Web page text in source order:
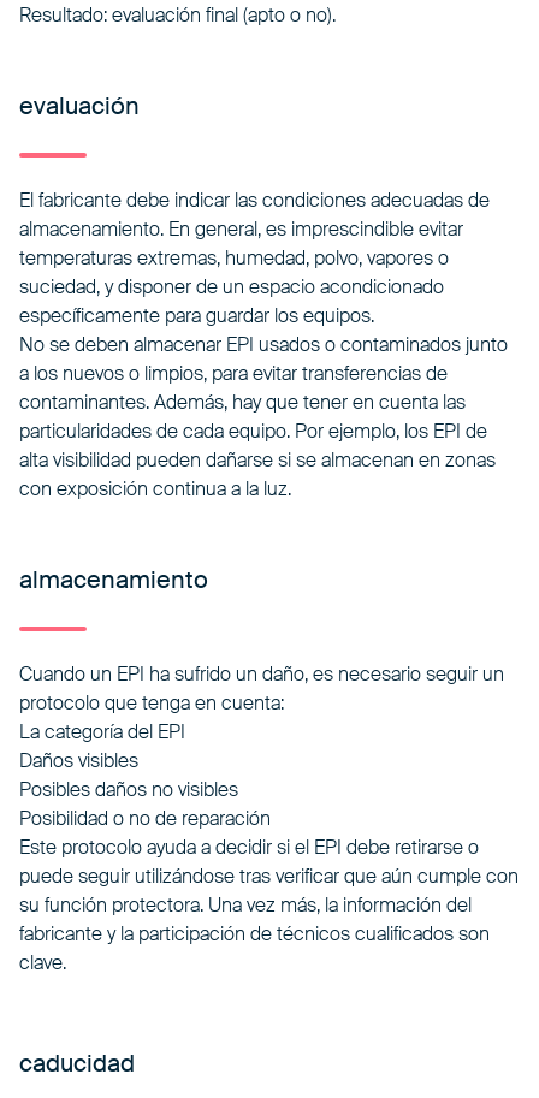
Resultado: evaluación final (apto o no).
evaluación
El fabricante debe indicar las condiciones adecuadas de
almacenamiento. En general, es imprescindible evitar
temperaturas extremas, humedad, polvo, vapores o
suciedad, y disponer de un espacio acondicionado
específicamente para guardar los equipos.
No se deben almacenar EPI usados o contaminados junto
a los nuevos o limpios, para evitar transferencias de
contaminantes. Además, hay que tener en cuenta las
particularidades de cada equipo. Por ejemplo, los EPI de
alta visibilidad pueden dañarse si se almacenan en zonas
con exposición continua a la luz.
almacenamiento
Cuando un EPI ha sufrido un daño, es necesario seguir un
protocolo que tenga en cuenta:
La categoría del EPI
Daños visibles
Posibles daños no visibles
Posibilidad o no de reparación
Este protocolo ayuda a decidir si el EPI debe retirarse o
puede seguir utilizándose tras verificar que aún cumple con
su función protectora. Una vez más, la información del
fabricante y la participación de técnicos cualificados son
clave.
caducidad